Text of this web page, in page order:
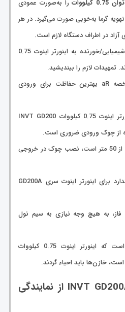
را به‌صورت عمودی
گرما به‌خوبی صورت می‌گیرد. در هر
رطوبت، گرد و خاک و ذرات شیمیایی/خورنده به اینورتر اینوت 0.75
فیوز تندسوز (fast) با مشخصه aR بهترین حفاظت برای ورودی
اگر نوسانات ولتاژ ورودی اینورتر اینوت 0.75 کیلووات INVT GD200
چنانچه طول کابل موتور بیش از 50 متر است، نصب چوک در خروجی
استفاده از سیستم ارت استاندارد برای اینورتر اینوت سری GD200A
به هیچ وجه نیازی به سیم نول
چنانچه بیش از یک سال است که اینورتر اینوت 0.75 کیلووات
خرید اینورتر اینوت INVT GD200A از نمایندگی